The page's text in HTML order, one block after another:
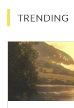
TRENDING